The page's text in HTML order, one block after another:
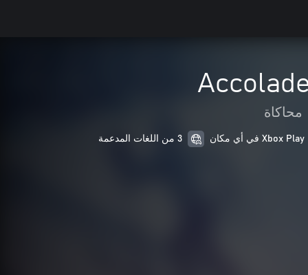
محاكاة
Xbox Play في أي مكان 3 من اللغات المدعمة